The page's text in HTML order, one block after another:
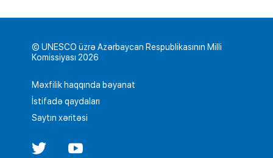
© UNESCO üzrə Azərbaycan Respublikasının Milli
Komissiyası 2026
Məxfilik haqqında bəyanat
İstifadə qaydaları
Saytın xəritəsi